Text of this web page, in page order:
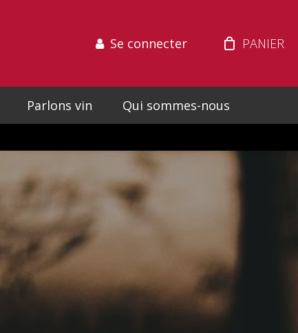
Se connecter
Parlons vin
Qui sommes-nous